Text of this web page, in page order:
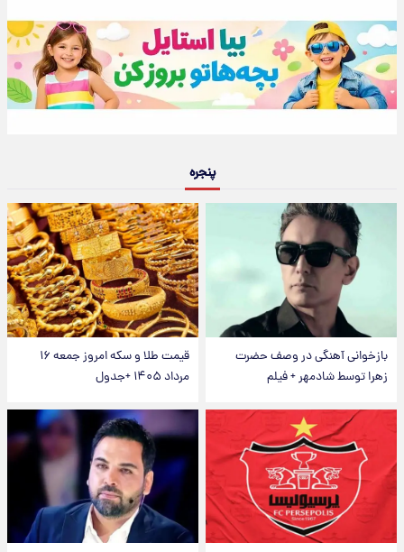
پنجره
بازخوانی آهنگی در وصف حضرت
زهرا توسط شادمهر + فیلم
قیمت طلا و سکه امروز جمعه ۱۶
مرداد ۱۴۰۵ +جدول